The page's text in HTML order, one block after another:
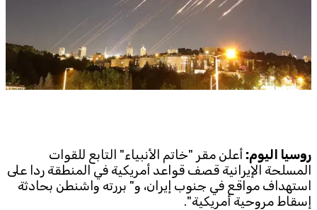
Legal
Privacy Policy
Terms Of Use
Subscribe to the newsletter
روسيا اليوم: أعلن مقر "خاتم الأنبياء" التابع للقوات
المسلحة الإيرانية قصف قواعد أمريكية في المنطقة ردا على
استهداف مواقع في جنوب إيران، و" بررته واشنطن بحادثة
إسقاط مروحية أمريكية".